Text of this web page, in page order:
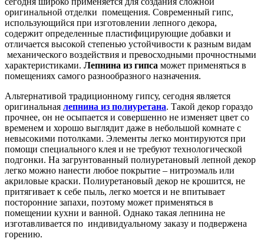
оригинальной отделки помещения. Современный гипс,
использующийся при изготовлении лепного декора,
содержит определенные пластифицирующие добавки и
отличается высокой степенью устойчивости к разным видам
механического воздействия и превосходными прочностными
характеристиками. Лепнина из гипса может применяться в
помещениях самого разнообразного назначения.
Альтернативой традиционному гипсу, сегодня является
оригинальная лепнина из полиуретана. Такой декор гораздо
прочнее, он не осыпается и совершенно не изменяет цвет со
временем и хорошо выглядит даже в небольшой комнате с
невысокими потолками. Элементы легко монтируются при
помощи специального клея и не требуют технологической
подгонки. На загрунтованный полиуретановый лепной декор
легко можно нанести любое покрытие – нитроэмаль или
акриловые краски. Полиуретановый декор не крошится, не
притягивает к себе пыль, легко моется и не впитывает
посторонние запахи, поэтому может применяться в
помещении кухни и ванной. Однако такая лепнина не
изготавливается по индивидуальному заказу и подвержена
горению.